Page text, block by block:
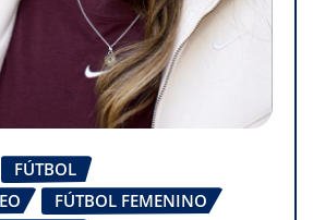
FÚTBOL
FÚTBOL FEMENINO